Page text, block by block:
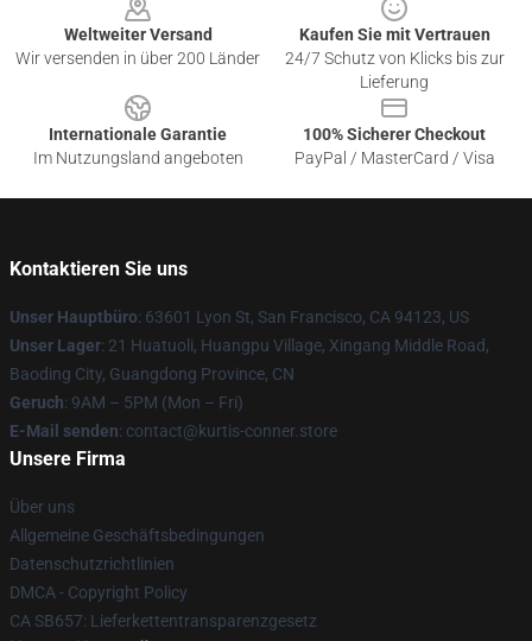
Weltweiter Versand
Wir versenden in über 200 Länder
Kaufen Sie mit Vertrauen
24/7 Schutz von Klicks bis zur
Lieferung
Internationale Garantie
Im Nutzungsland angeboten
100% Sicherer Checkout
PayPal / MasterCard / Visa
Kontaktieren Sie uns
Unser Hauptbüro: 63601 Lyon St, San Francisco, CA 94123, US
Unser Lager: 21 Huatuoli, Huangpu Village, Xingang Middle Road,
Baoding City, Guangdong Province, CN
Geruch: 9AM – 5PM (Mon – Fri)
E-Mail senden: contact@kurtis-conner.store
Unsere Firma
Über uns
Allgemeine Geschäftsbedingungen
Datenschutzrichtlinien
DMCA - Copyright Policy
CA SB657: Lieferkettentransparenzgesetz